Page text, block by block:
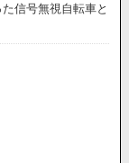
信号無視自転車と